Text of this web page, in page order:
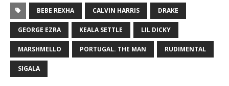
BEBE REXHA CALVIN HARRIS DRAKE
GEORGE EZRA KEALA SETTLE LIL DICKY
MARSHMELLO PORTUGAL. THE MAN RUDIMENTAL
SIGALA